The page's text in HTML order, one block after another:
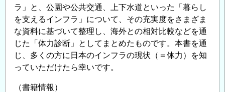
ラ」と、公園や公共交通、上下水道といった「暮らし
を支えるインフラ」について、その充実度をさまざま
な資料に基づいて整理し、海外との相対比較などを通
じた「体力診断」としてまとめたものです。本書を通
じ、多くの方に日本のインフラの現状（＝体力）を知
っていただけたら幸いです。
（書籍情報）